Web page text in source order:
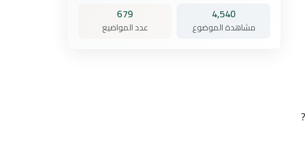
4,540
مشاهدة الموضوع
679
عدد المواضيع